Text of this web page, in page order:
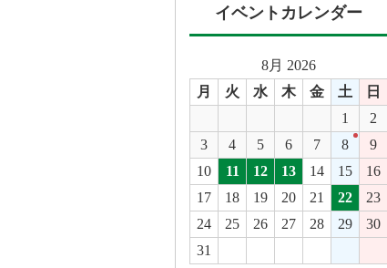
イベントカレンダー
8月 2026
月
火 水 木 金 土
日
1
2
3
4 5 6 7 8
9
10
11 12 13 14 15
16
17
18 19 20 21 22
23
24
25 26 27 28 29
30
31